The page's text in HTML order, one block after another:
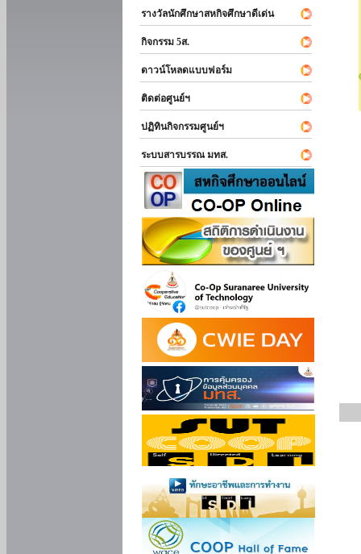
รางวัลนักศึกษาสหกิจศึกษาดีเด่น
กิจกรรม 5ส.
ดาวน์โหลดแบบฟอร์ม
ติดต่อศูนย์ฯ
ปฏิทินกิจกรรมศูนย์ฯ
ระบบสารบรรณ มทส.